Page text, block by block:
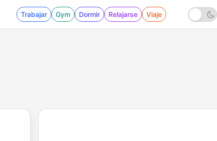
Trabajar Gym Dormir Relajarse Viaje